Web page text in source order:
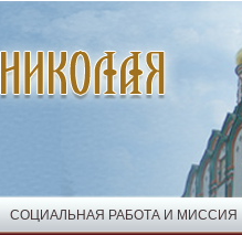
СОЦИАЛЬНАЯ РАБОТА И МИССИЯ